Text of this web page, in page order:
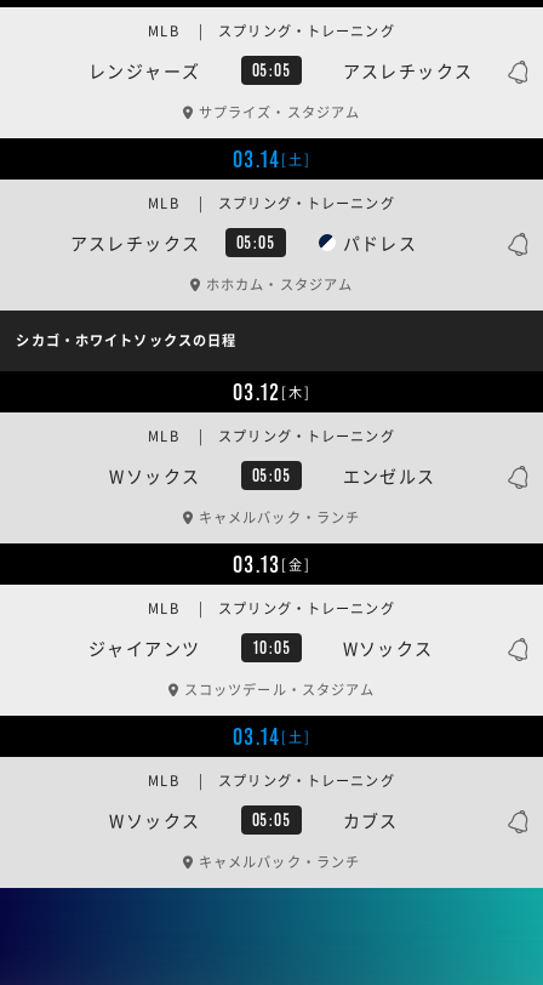
レンジャーズ 05:05 アスレチックス
MLB | スプリング・トレーニング
サプライズ・スタジアム
03.14[土]
アスレチックス 05:05 パドレス
MLB | スプリング・トレーニング
ホホカム・スタジアム
シカゴ・ホワイトソックスの日程
03.12[木]
Wソックス 05:05 エンゼルス
MLB | スプリング・トレーニング
キャメルバック・ランチ
03.13[金]
ジャイアンツ 10:05 Wソックス
MLB | スプリング・トレーニング
スコッツデール・スタジアム
03.14[土]
Wソックス 05:05 カブス
MLB | スプリング・トレーニング
キャメルバック・ランチ